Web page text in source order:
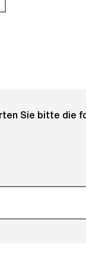
Sie bitte die